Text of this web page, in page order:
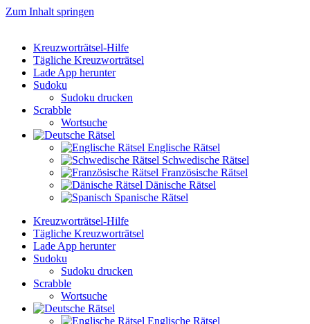
Zum Inhalt springen
Kreuzworträtsel-Hilfe
Tägliche Kreuzworträtsel
Lade App herunter
Sudoku
Sudoku drucken
Scrabble
Wortsuche
Englische Rätsel
Schwedische Rätsel
Französische Rätsel
Dänische Rätsel
Spanische Rätsel
Kreuzworträtsel-Hilfe
Tägliche Kreuzworträtsel
Lade App herunter
Sudoku
Sudoku drucken
Scrabble
Wortsuche
Englische Rätsel